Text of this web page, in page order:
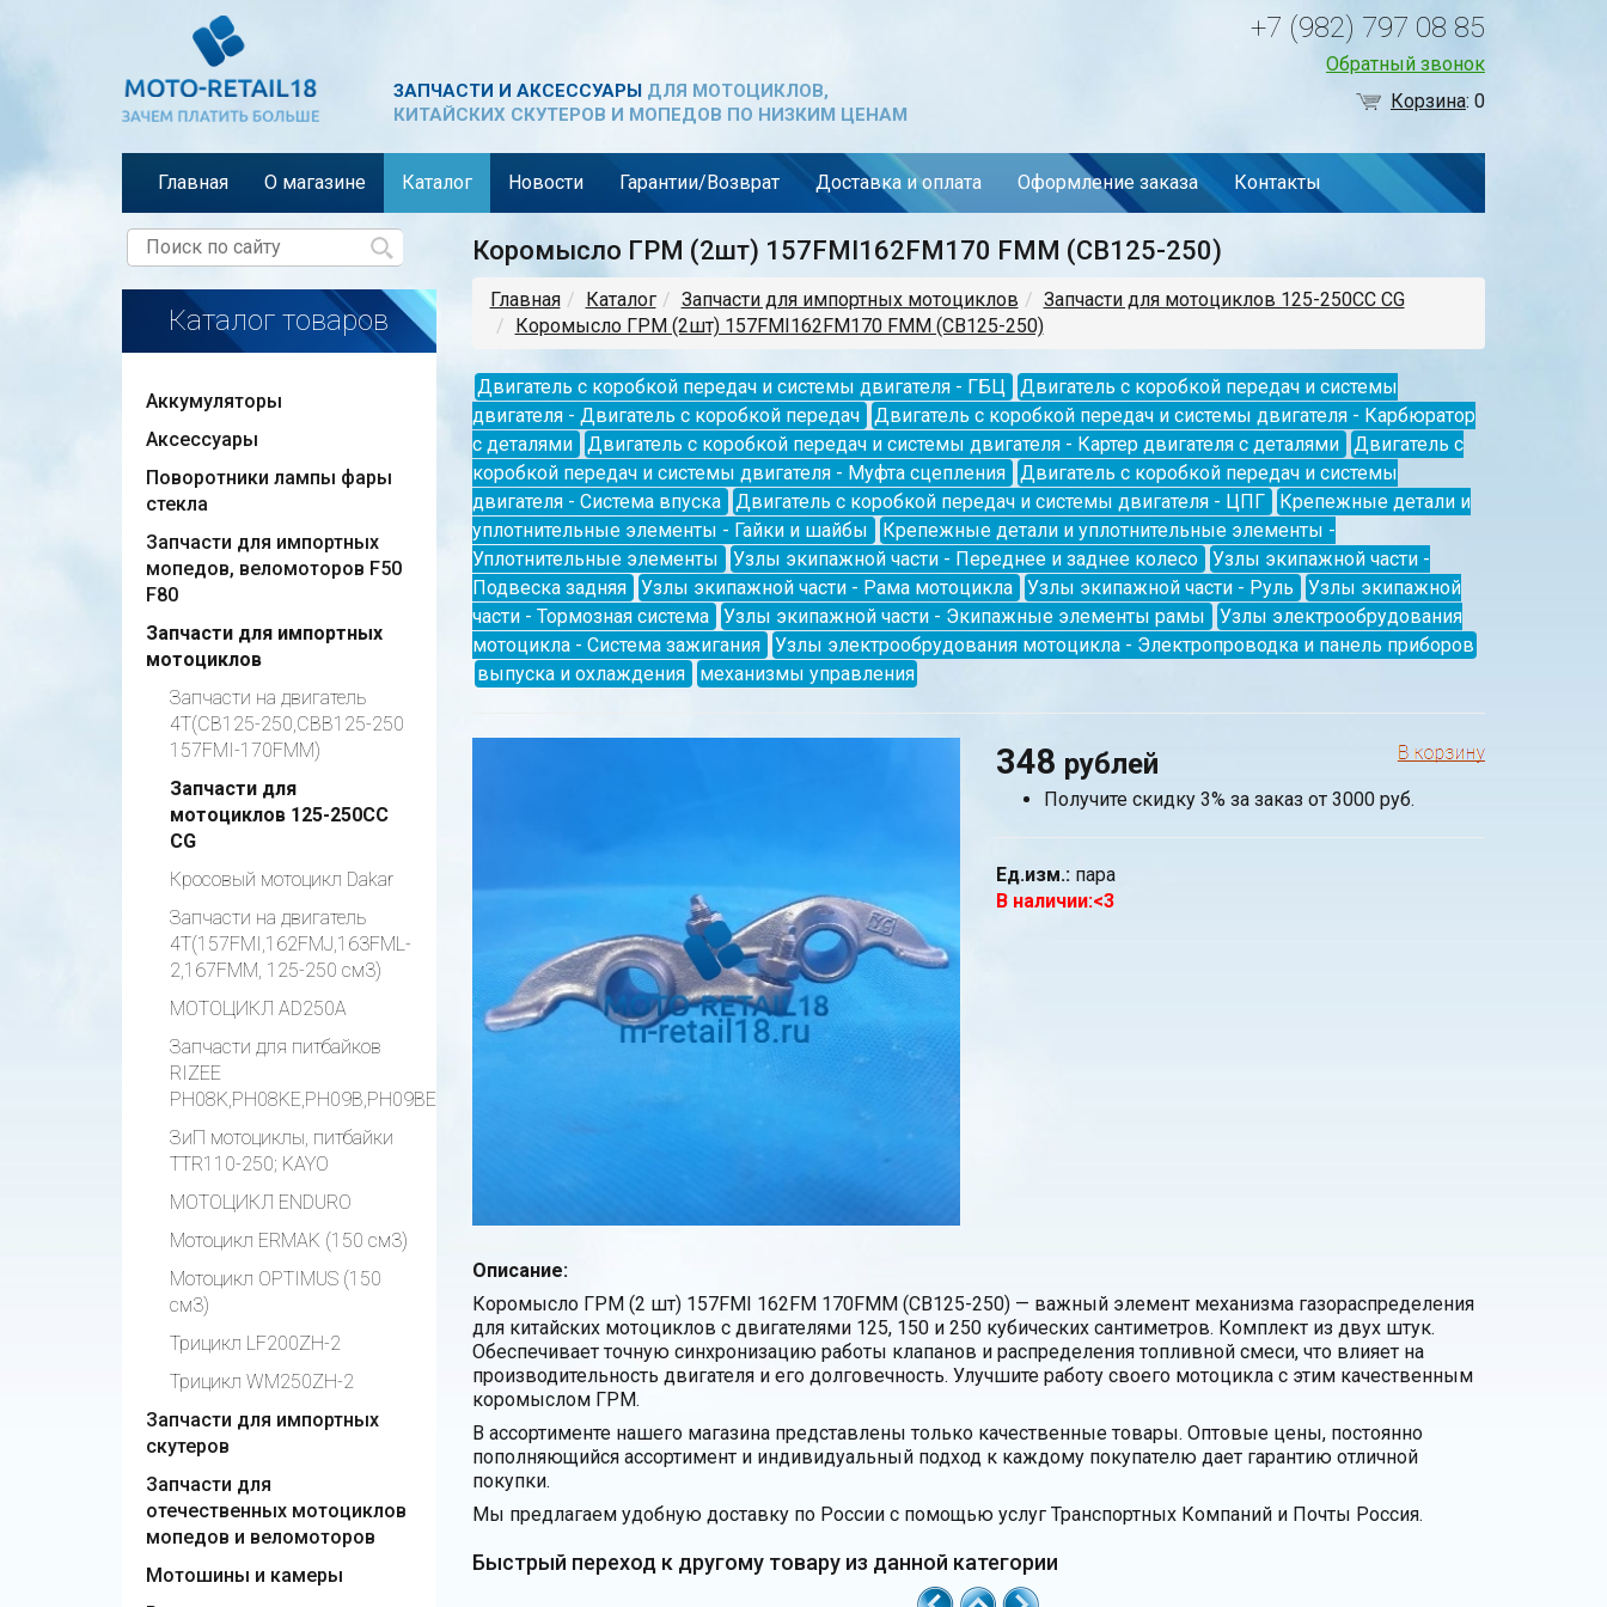
ЗАПЧАСТИ И АКСЕССУАРЫДЛЯ МОТОЦИКЛОВ,
КИТАЙСКИХ СКУТЕРОВ И МОПЕДОВ ПО НИЗКИМ ЦЕНАМ
+7 (982) 797 08 85
Обратный звонок
Корзина: 0
Главная О магазине Каталог Новости Гарантии/Возврат Доставка и оплата Оформление заказа Контакты
Каталог товаров
Аккумуляторы
Аксессуары
Поворотники лампы фары
стекла
Запчасти для импортных
мопедов, веломоторов F50
F80
Запчасти для импортных
мотоциклов
Запчасти на двигатель
4Т(CB125-250,CBB125-250
157FMI-170FMM)
Запчасти для
мотоциклов 125-250СС
CG
Кросовый мотоцикл Dakar
Запчасти на двигатель
4Т(157FMI,162FMJ,163FML-
2,167FMM, 125-250 см3)
МОТОЦИКЛ AD250A
Запчасти для питбайков
RIZEE
PH08K,PH08KE,PH09B,PH09BE
ЗиП мотоциклы, питбайки
TTR110-250; KAYO
МОТОЦИКЛ ENDURO
Мотоцикл ERMAK (150 см3)
Мотоцикл OPTIMUS (150
см3)
Трицикл LF200ZH-2
Трицикл WM250ZH-2
Запчасти для импортных
скутеров
Запчасти для
отечественных мотоциклов
мопедов и веломоторов
Мотошины и камеры
Коромысло ГРМ (2шт) 157FMI162FM170 FMM (CB125-250)
Главная Каталог Запчасти для импортных мотоциклов
Запчасти для мотоциклов 125-250СС CG
Коромысло ГРМ (2шт) 157FMI162FM170 FMM (CB125-250)
Двигатель с коробкой передач и системы двигателя - ГБЦ
Двигатель с коробкой передач и системы
двигателя - Двигатель с коробкой передач
Двигатель с коробкой передач и системы двигателя - Карбюратор
с деталями
Двигатель с коробкой передач и системы двигателя - Картер двигателя с деталями
Двигатель с
коробкой передач и системы двигателя - Муфта сцепления
Двигатель с коробкой передач и системы
двигателя - Система впуска
Двигатель с коробкой передач и системы двигателя - ЦПГ
Крепежные детали и
уплотнительные элементы - Гайки и шайбы
Крепежные детали и уплотнительные элементы -
Уплотнительные элементы
Узлы экипажной части - Переднее и заднее колесо
Узлы экипажной части -
Подвеска задняя
Узлы экипажной части - Рама мотоцикла Узлы экипажной части - Руль
Узлы экипажной
части - Тормозная система
Узлы экипажной части - Экипажные элементы рамы
Узлы электрообрудования
мотоцикла - Система зажигания
Узлы электрообрудования мотоцикла - Электропроводка и панель приборов
выпуска и охлаждения
механизмы управления
348 рублей
Получите скидку 3% за заказ от 3000 руб.
Ед.изм.: пара
В наличии:<3
Описание:
Коромысло ГРМ (2 шт) 157FMI 162FM 170FMM (CB125-250) — важный элемент механизма газораспределения
для китайских мотоциклов с двигателями 125, 150 и 250 кубических сантиметров. Комплект из двух штук.
Обеспечивает точную синхронизацию работы клапанов и распределения топливной смеси, что влияет на
производительность двигателя и его долговечность. Улучшите работу своего мотоцикла с этим качественным
коромыслом ГРМ.
В ассортименте нашего магазина представлены только качественные товары. Оптовые цены, постоянно
пополняющийся ассортимент и индивидуальный подход к каждому покупателю дает гарантию отличной
покупки.
Мы предлагаем удобную доставку по России с помощью услуг Транспортных Компаний и Почты Россия.
Быстрый переход к другому товару из данной категории